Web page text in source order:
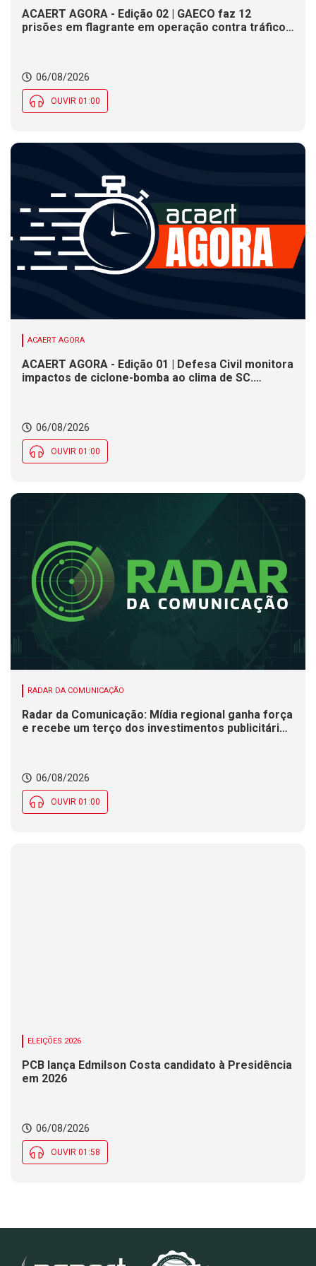
ACAERT AGORA - Edição 02 | GAECO faz 12
prisões em flagrante em operação contra tráfico
cerâmica em SC
06/08/2026
OUVIR 01:00
ACAERT AGORA
ACAERT AGORA - Edição 01 | Defesa Civil monitora
impactos de ciclone-bomba ao clima de SC.
seletivo nesta quinta (6)
06/08/2026
OUVIR 01:00
RADAR DA COMUNICAÇÃO
Radar da Comunicação: Mídia regional ganha força
e recebe um terço dos investimentos publicitários
06/08/2026
OUVIR 01:00
ELEIÇÕES 2026
PCB lança Edmilson Costa candidato à Presidência
em 2026
06/08/2026
OUVIR 01:58